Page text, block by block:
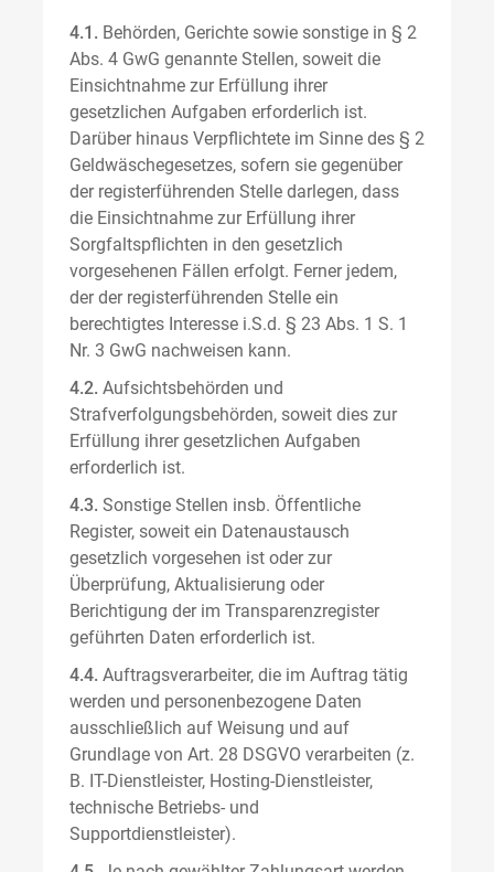
4.1. Behörden, Gerichte sowie sonstige in § 2
Abs. 4 GwG genannte Stellen, soweit die
Einsichtnahme zur Erfüllung ihrer
gesetzlichen Aufgaben erforderlich ist.
Darüber hinaus Verpflichtete im Sinne des § 2
Geldwäschegesetzes, sofern sie gegenüber
der registerführenden Stelle darlegen, dass
die Einsichtnahme zur Erfüllung ihrer
Sorgfaltspflichten in den gesetzlich
vorgesehenen Fällen erfolgt. Ferner jedem,
der der registerführenden Stelle ein
berechtigtes Interesse i.S.d. § 23 Abs. 1 S. 1
Nr. 3 GwG nachweisen kann.
4.2. Aufsichtsbehörden und
Strafverfolgungsbehörden, soweit dies zur
Erfüllung ihrer gesetzlichen Aufgaben
erforderlich ist.
4.3. Sonstige Stellen insb. Öffentliche
Register, soweit ein Datenaustausch
gesetzlich vorgesehen ist oder zur
Überprüfung, Aktualisierung oder
Berichtigung der im Transparenzregister
geführten Daten erforderlich ist.
4.4. Auftragsverarbeiter, die im Auftrag tätig
werden und personenbezogene Daten
ausschließlich auf Weisung und auf
Grundlage von Art. 28 DSGVO verarbeiten (z.
B. IT-Dienstleister, Hosting-Dienstleister,
technische Betriebs- und
Supportdienstleister).